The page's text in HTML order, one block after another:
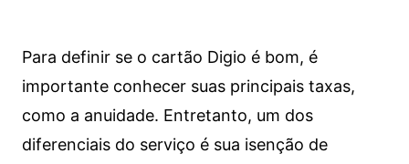
Para definir se o cartão Digio é bom, é
importante conhecer suas principais taxas,
como a anuidade. Entretanto, um dos
diferenciais do serviço é sua isenção de